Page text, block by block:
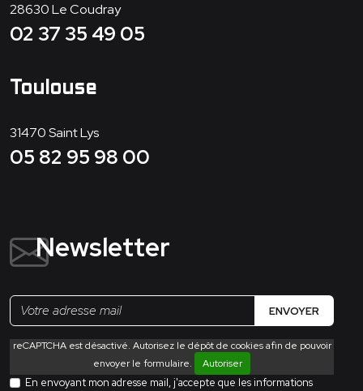
28630Le Coudray
02 37 35 49 05
Toulouse
31470Saint Lys
05 82 95 98 00
Newsletter
ENVOYER
reCAPTCHA est désactivé. Autorisez le dépôt de cookies afin de pouvoir
envoyer le formulaire.
Autoriser
En envoyant mon adresse mail, j'accepte que les informations